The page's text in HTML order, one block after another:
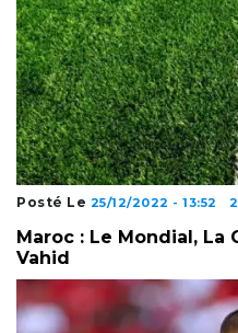
Posté Le 25/12/2022 - 13:52
Maroc : Le Mondial, La
Vahid